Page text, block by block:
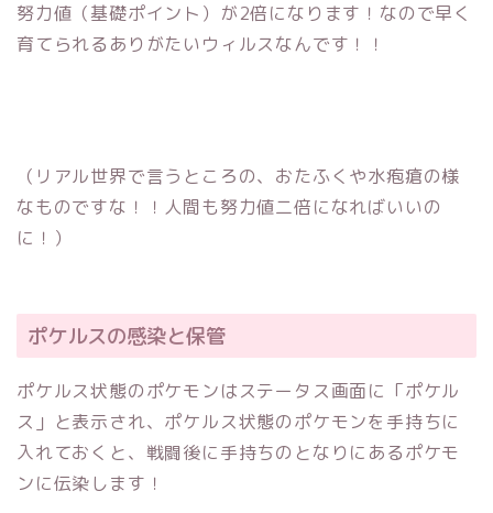
努力値（基礎ポイント）が2倍になります！なので早く
育てられるありがたいウィルスなんです！！
（リアル世界で言うところの、おたふくや水疱瘡の様
なものですな！！人間も努力値二倍になればいいの
に！）
ポケルスの感染と保管
ポケルス状態のポケモンはステータス画面に「ポケル
ス」と表示され、ポケルス状態のポケモンを手持ちに
入れておくと、戦闘後に手持ちのとなりにあるポケモ
ンに伝染します！